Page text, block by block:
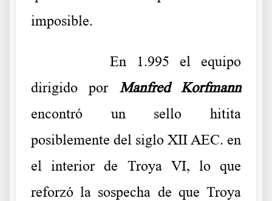
imposible.
En 1.995 el equipo
dirigido por Manfred Korfmann
encontró un sello hitita
posiblemente del siglo XII AEC. en
el interior de Troya VI, lo que
reforzó la sospecha de que Troya